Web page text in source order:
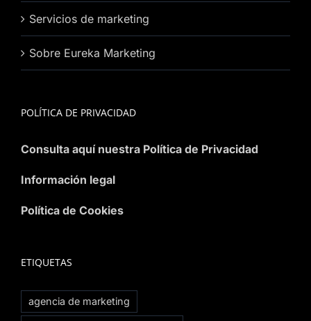
Servicios de marketing
Sobre Eureka Marketing
POLÍTICA DE PRIVACIDAD
Consulta aquí nuestra Política de Privacidad
Información legal
Política de Cookies
ETIQUETAS
agencia de marketing